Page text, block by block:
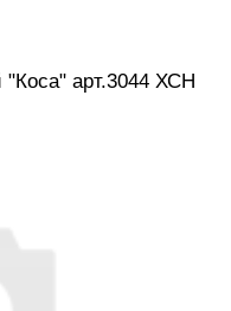
арт.3044 ХСН